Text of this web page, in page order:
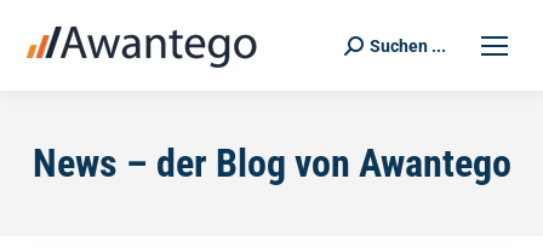
Search:
Suchen ...
News – der Blog von Awantego